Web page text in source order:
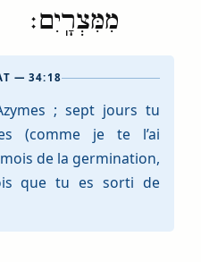
מִמִּצְרָֽיִם׃
— 34:18
; sept jours tu
(comme je te l’ai
de la germination,
que tu es sorti de